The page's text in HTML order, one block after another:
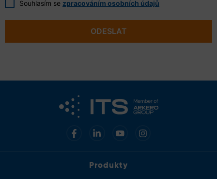
Souhlasím se zpracováním osobních údajů
ODESLAT
Produkty